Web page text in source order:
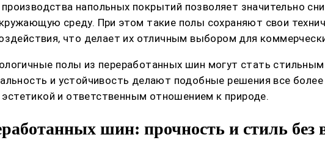
напольных покрытий позволяет значительно
среду. При этом такие полы сохраняют свои
что делает их отличным выбором для
полы из переработанных шин могут стать
и устойчивость делают подобные решения все
и ответственным отношением к природе.
шин: прочность и стиль без